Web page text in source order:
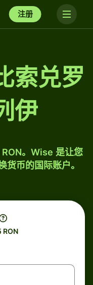
注册
索兑罗
伊
。Wise 是让您
货币的国际账户。
RON